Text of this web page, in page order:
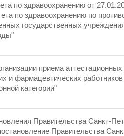
по здравоохранению от
по здравоохранению по
государственных
приема
и фармацевтических
категории"
Правительства Санкт-
Правительства